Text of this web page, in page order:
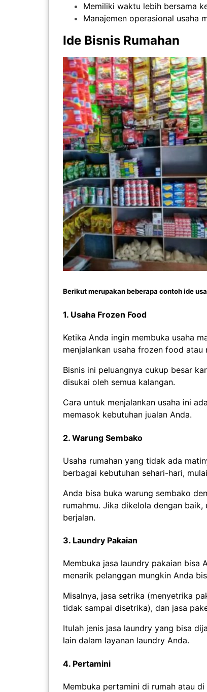
Memiliki waktu lebih bersama
Manajemen operasional usaha
Ide Bisnis Rumahan
Berikut merupakan beberapa contoh ide
1. Usaha Frozen Food
Ketika Anda ingin membuka usaha
menjalankan usaha frozen food atau
Bisnis ini peluangnya cukup besar
disukai oleh semua kalangan.
Cara untuk menjalankan usaha ini
memasok kebutuhan jualan Anda.
2. Warung Sembako
Usaha rumahan yang tidak ada
berbagai kebutuhan sehari-hari,
Anda bisa buka warung sembako
rumahmu. Jika dikelola dengan
berjalan.
3. Laundry Pakaian
Membuka jasa laundry pakaian bisa
menarik pelanggan mungkin Anda
Misalnya, jasa setrika (menyetrika
tidak sampai disetrika), dan jasa
Itulah jenis jasa laundry yang bisa
lain dalam layanan laundry Anda.
4. Pertamini
Membuka pertamini di rumah atau